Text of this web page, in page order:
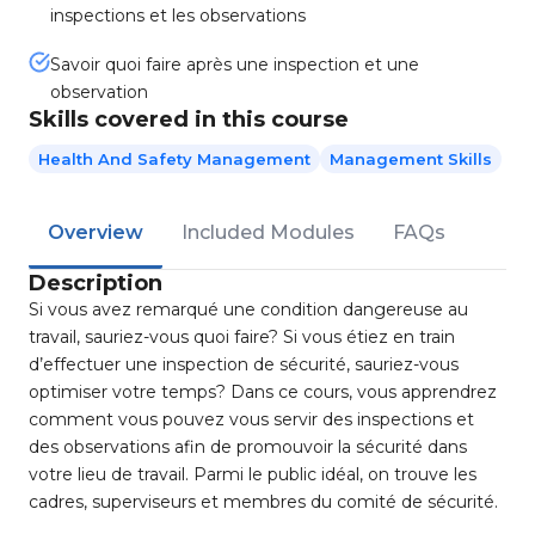
inspections et les observations
Savoir quoi faire après une inspection et une
observation
Skills covered in this course
Health And Safety Management Management Skills
Overview Included Modules FAQs
Description
Si vous avez remarqué une condition dangereuse au
travail, sauriez-vous quoi faire? Si vous étiez en train
d’effectuer une inspection de sécurité, sauriez-vous
optimiser votre temps? Dans ce cours, vous apprendrez
comment vous pouvez vous servir des inspections et
des observations afin de promouvoir la sécurité dans
votre lieu de travail. Parmi le public idéal, on trouve les
cadres, superviseurs et membres du comité de sécurité.